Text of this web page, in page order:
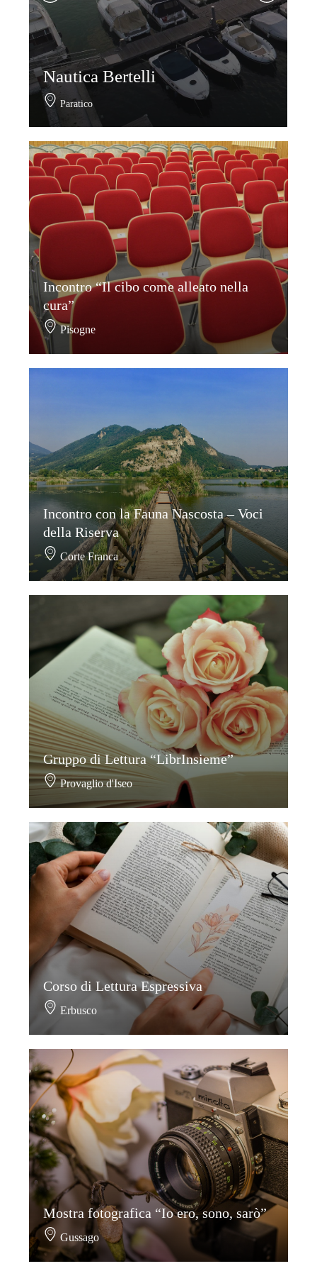
Bellini Nautica
Iseo
Incontro “Il cibo come alleato nella
cura”
Pisogne
Incontro con la Fauna Nascosta – Voci
della Riserva
Corte Franca
Gruppo di Lettura “LibrInsieme”
Provaglio d'Iseo
Corso di Lettura Espressiva
Erbusco
Mostra fotografica “Io ero, sono, sarò”
Gussago